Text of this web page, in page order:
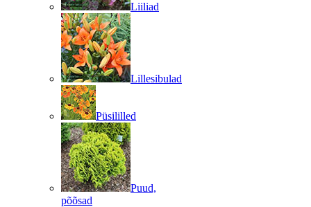
Liiliad
Lillesibulad
Püsililled
Puud,
põõsad